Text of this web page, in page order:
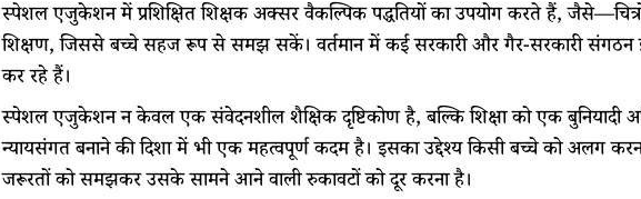
​​स्पेशल एजुकेशन में प्रशिक्षित शिक्षक अक्सर वैकल्पिक पद्धतियों का उपयोग करते हैं,
शिक्षण, जिससे बच्चे सहज रूप से समझ सकें। वर्तमान में कई सरकारी और गैर-सरकारी संगठन
कर रहे हैं।
​​स्पेशल एजुकेशन न केवल एक संवेदनशील शैक्षिक दृष्टिकोण है, बल्कि शिक्षा को एक
न्यायसंगत बनाने की दिशा में भी एक महत्वपूर्ण कदम है। इसका उद्देश्य किसी बच्चे को अलग
जरूरतों को समझकर उसके सामने आने वाली रुकावटों को दूर करना है।